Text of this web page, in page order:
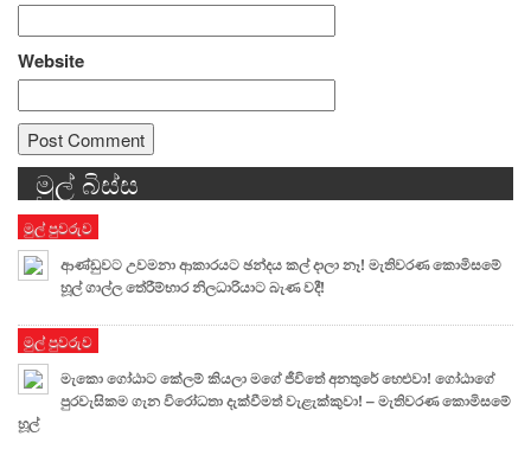
Website
Alternative:
මුල් බිස්ස
මුල් පුවරුව
ආණ්ඩුවට උවමනා ආකාරයට ඡන්දය කල් දාලා නෑ! මැතිවරණ කොමිසමේ
හූල් ගාල්ල තේරීම්භාර නිලධාරියාට බැණ වදී!
මුල් පුවරුව
මැකො ගෝඨාට කේලම් කියලා මගේ ජීවිතේ අනතුරේ හෙළුවා! ගෝඨාගේ
පුරවැසිකම ගැන විරෝධතා දැක්වීමත් වැළැක්කුවා! – මැතිවරණ කොමිසමේ
හූල්